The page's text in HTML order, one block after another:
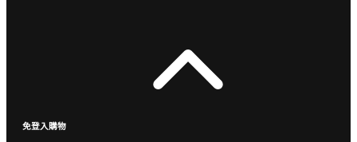
免登入購物